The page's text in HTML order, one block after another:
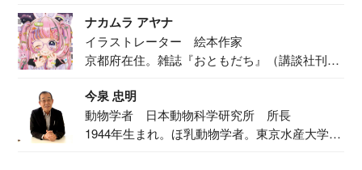
ナカムラ アヤナ
イラストレーター 絵本作家
京都府在住。雑誌『おともだち』（講談社刊）
今泉 忠明
動物学者 日本動物科学研究所 所長
1944年生まれ。ほ乳動物学者。東京水産大学卒